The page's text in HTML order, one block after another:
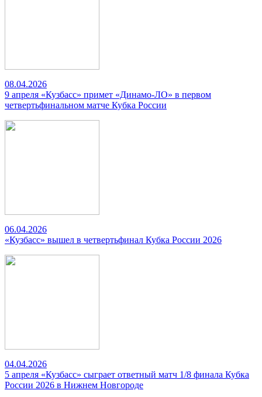
08.04.2026
9 апреля «Кузбасс» примет «Динамо-ЛО» в первом
четвертьфинальном матче Кубка России
06.04.2026
«Кузбасс» вышел в четвертьфинал Кубка России 2026
04.04.2026
5 апреля «Кузбасс» сыграет ответный матч 1/8 финала Кубка
России 2026 в Нижнем Новгороде